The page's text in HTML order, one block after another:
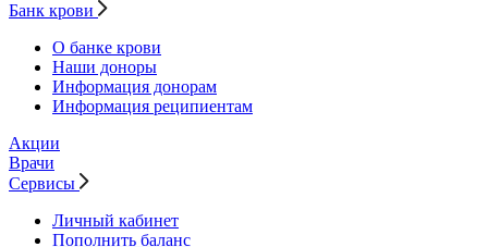
Банк крови
О банке крови
Наши доноры
Информация донорам
Информация реципиентам
Акции
Врачи
Сервисы
Личный кабинет
Пополнить баланс